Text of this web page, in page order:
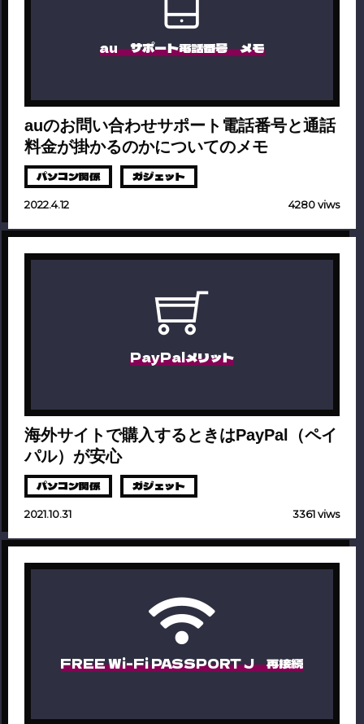
au サポート電話番号 メモ
auのお問い合わせサポート電話番号と通話
料金が掛かるのかについてのメモ
パソコン関係 ガジェット
2022.4.12 4280 viws
PayPalメリット
海外サイトで購入するときはPayPal（ペイ
パル）が安心
パソコン関係 ガジェット
2021.10.31 3361 viws
FREE Wi-Fi PASSPORT J 再接続